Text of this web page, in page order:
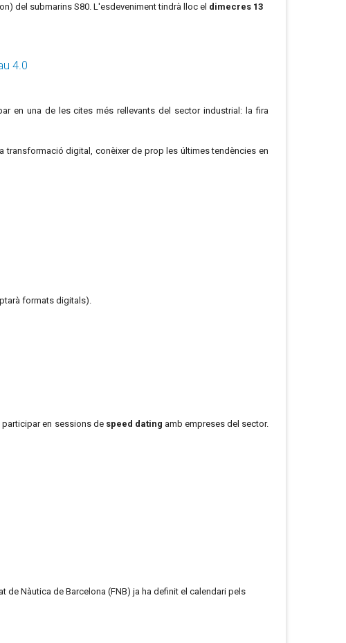
del submarins S80. L'esdeveniment tindrà lloc el dimecres 13
4.0
en una de les cites més rellevants del sector industrial: la fira
transformació digital, conèixer de prop les últimes tendències en
formats digitals).
participar en sessions de speed dating amb empreses del sector.
Nàutica de Barcelona (FNB) ja ha definit el calendari pels